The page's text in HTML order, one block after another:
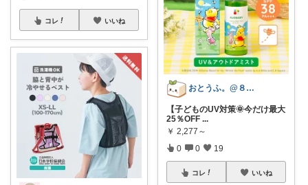
コレ いいね
おとうふ。@８月もよろしくお願いします
【子どものUV対策🌞今だけ最大
25％OFF ...
￥ 2,277～
0 0 19
コレ いいね